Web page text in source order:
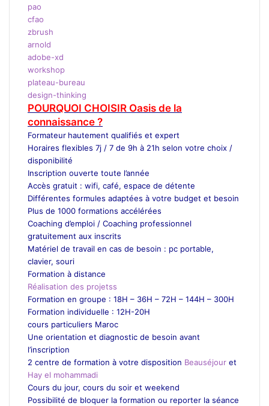
pao
cfao
zbrush
arnold
adobe-xd
workshop
plateau-bureau
design-thinking
POURQUOI CHOISIR Oasis de la
connaissance ?
Formateur hautement qualifiés et expert
Horaires flexibles 7j / 7 de 9h à 21h selon votre choix /
disponibilité
Inscription ouverte toute l’année
Accès gratuit : wifi, café, espace de détente
Différentes formules adaptées à votre budget et besoin
Plus de 1000 formations accélérées
Coaching d’emploi / Coaching professionnel
gratuitement aux inscrits
Matériel de travail en cas de besoin : pc portable,
clavier, souri
Formation à distance
Réalisation des projetss
Formation en groupe : 18H – 36H – 72H – 144H – 300H
Formation individuelle : 12H-20H
cours particuliers Maroc
Une orientation et diagnostic de besoin avant
l’inscription
2 centre de formation à votre disposition Beauséjour et
Hay el mohammadi
Cours du jour, cours du soir et weekend
Possibilité de bloquer la formation ou reporter la séance